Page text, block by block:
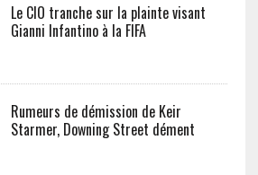
Le CIO tranche sur la plainte visant
Gianni Infantino à la FIFA
Rumeurs de démission de Keir
Starmer, Downing Street dément